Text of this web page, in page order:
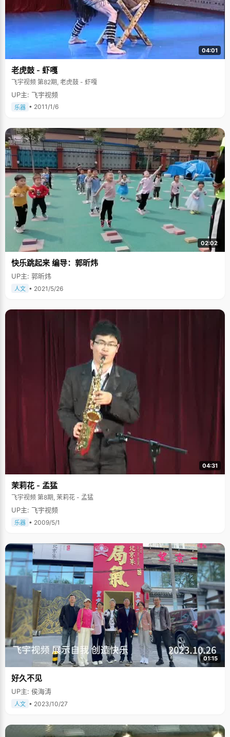
04:01
老虎鼓 - 虾嘎
飞宇视频 第82期, 老虎鼓 - 虾嘎
UP主: 飞宇视频
乐器 • 2011/1/6
02:02
快乐跳起来 编导：郭昕炜
UP主: 郭昕炜
人文 • 2021/5/26
04:31
茉莉花 - 孟猛
飞宇视频 第8期, 茉莉花 - 孟猛
UP主: 飞宇视频
乐器 • 2009/5/1
01:15
好久不见
UP主: 侯海涛
人文 • 2023/10/27